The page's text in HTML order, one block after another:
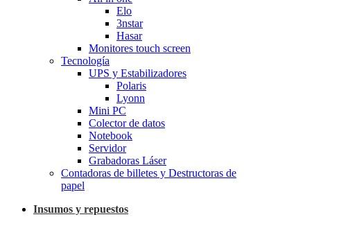
Elo
3nstar
Hasar
Monitores touch screen
Tecnología
UPS y Estabilizadores
Polaris
Lyonn
Mini PC
Colector de datos
Notebook
Servidor
Grabadoras Láser
Contadoras de billetes y Destructoras de
papel
Insumos y repuestos